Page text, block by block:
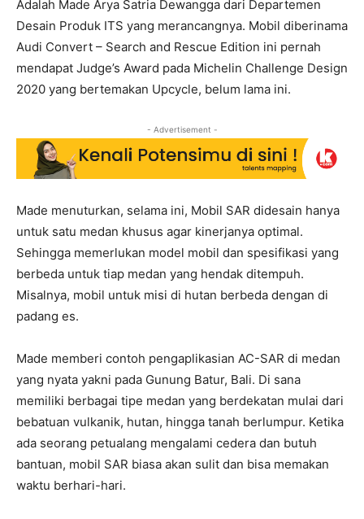
Adalah Made Arya Satria Dewangga dari Departemen
Desain Produk ITS yang merancangnya. Mobil diberinama
Audi Convert – Search and Rescue Edition ini pernah
mendapat Judge’s Award pada Michelin Challenge Design
2020 yang bertemakan Upcycle, belum lama ini.
- Advertisement -
Made menuturkan, selama ini, Mobil SAR didesain hanya
untuk satu medan khusus agar kinerjanya optimal.
Sehingga memerlukan model mobil dan spesifikasi yang
berbeda untuk tiap medan yang hendak ditempuh.
Misalnya, mobil untuk misi di hutan berbeda dengan di
padang es.
Made memberi contoh pengaplikasian AC-SAR di medan
yang nyata yakni pada Gunung Batur, Bali. Di sana
memiliki berbagai tipe medan yang berdekatan mulai dari
bebatuan vulkanik, hutan, hingga tanah berlumpur. Ketika
ada seorang petualang mengalami cedera dan butuh
bantuan, mobil SAR biasa akan sulit dan bisa memakan
waktu berhari-hari.